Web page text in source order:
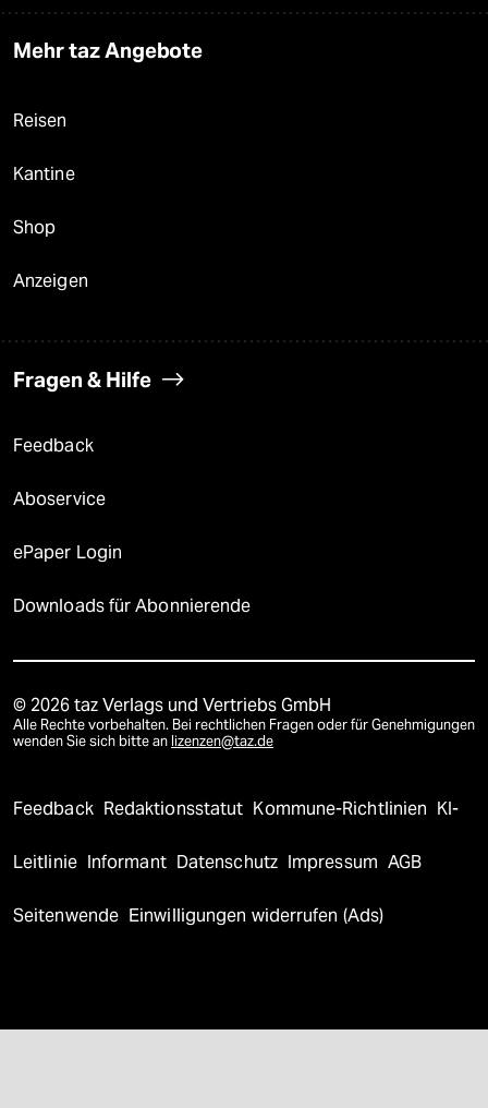
Mehr taz Angebote
Reisen
Kantine
Shop
Anzeigen
Fragen & Hilfe
Feedback
Aboservice
ePaper Login
Downloads für Abonnierende
© 2026 taz Verlags und Vertriebs GmbH
Alle Rechte vorbehalten. Bei rechtlichen Fragen oder für Genehmigungen
wenden Sie sich bitte an lizenzen@taz.de
Feedback Redaktionsstatut Kommune-Richtlinien KI-
Leitlinie Informant Datenschutz Impressum AGB
Seitenwende Einwilligungen widerrufen (Ads)